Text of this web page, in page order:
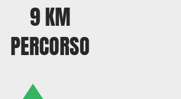
9 KM
PERCORSO